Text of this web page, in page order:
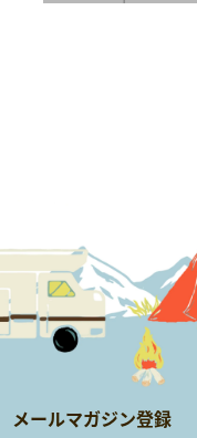
メールマガジン登録